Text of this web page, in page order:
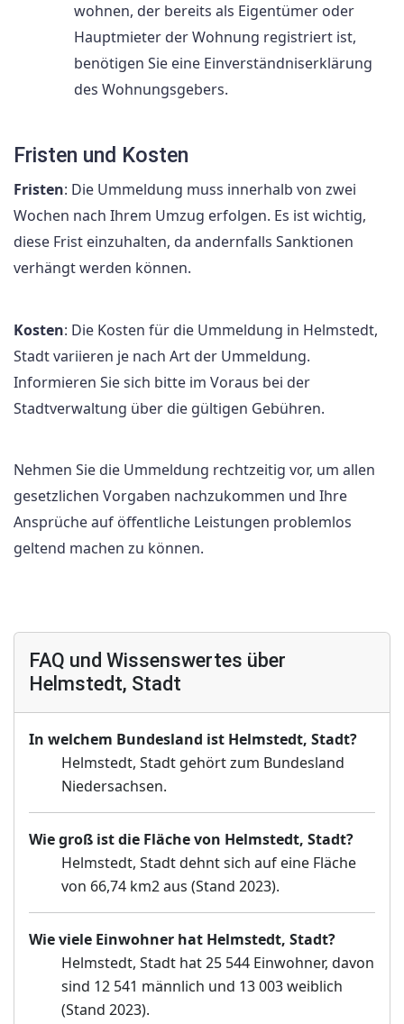
wohnen, der bereits als Eigentümer oder
Hauptmieter der Wohnung registriert ist,
benötigen Sie eine Einverständniserklärung
des Wohnungsgebers.
Fristen und Kosten
Fristen: Die Ummeldung muss innerhalb von zwei
Wochen nach Ihrem Umzug erfolgen. Es ist wichtig,
diese Frist einzuhalten, da andernfalls Sanktionen
verhängt werden können.
Kosten: Die Kosten für die Ummeldung in Helmstedt,
Stadt variieren je nach Art der Ummeldung.
Informieren Sie sich bitte im Voraus bei der
Stadtverwaltung über die gültigen Gebühren.
Nehmen Sie die Ummeldung rechtzeitig vor, um allen
gesetzlichen Vorgaben nachzukommen und Ihre
Ansprüche auf öffentliche Leistungen problemlos
geltend machen zu können.
FAQ und Wissenswertes über
Helmstedt, Stadt
In welchem Bundesland ist Helmstedt, Stadt?
Helmstedt, Stadt gehört zum Bundesland
Niedersachsen.
Wie groß ist die Fläche von Helmstedt, Stadt?
Helmstedt, Stadt dehnt sich auf eine Fläche
von 66,74 km2 aus (Stand 2023).
Wie viele Einwohner hat Helmstedt, Stadt?
Helmstedt, Stadt hat 25 544 Einwohner, davon
sind 12 541 männlich und 13 003 weiblich
(Stand 2023).